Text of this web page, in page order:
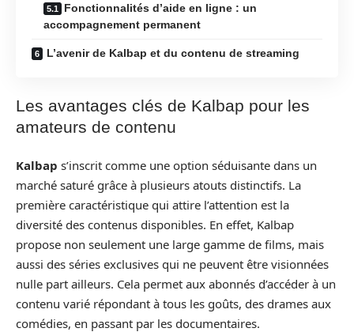
Fonctionnalités d’aide en ligne : un
accompagnement permanent
L’avenir de Kalbap et du contenu de streaming
Les avantages clés de Kalbap pour les
amateurs de contenu
Kalbap s’inscrit comme une option séduisante dans un
marché saturé grâce à plusieurs atouts distinctifs. La
première caractéristique qui attire l’attention est la
diversité des contenus disponibles. En effet, Kalbap
propose non seulement une large gamme de films, mais
aussi des séries exclusives qui ne peuvent être visionnées
nulle part ailleurs. Cela permet aux abonnés d’accéder à un
contenu varié répondant à tous les goûts, des drames aux
comédies, en passant par les documentaires.